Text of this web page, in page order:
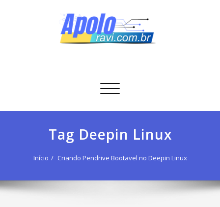
Alternar
Tag Deepin Linux
Início Criando Pendrive Bootavel no Deepin Linux